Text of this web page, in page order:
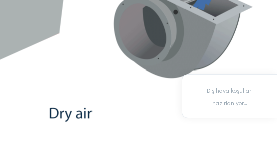
Dış hava koşulları
hazırlanıyor…